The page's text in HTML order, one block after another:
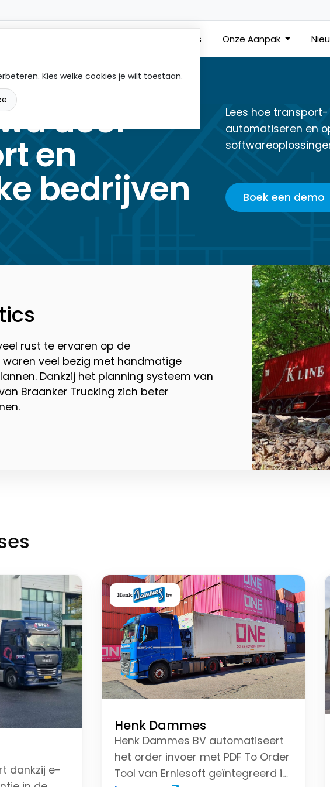
Kies welke cookies je wilt toestaan.
Klantcases Onze Aanpak
door
en
bedrijven
Lees hoe
automatiseren en
Boek een demo
rust te ervaren op de
veel bezig met handmatige
Dankzij het planning systeem van
Braanker Trucking zich beter
dankzij e-
Henk Dammes
Henk Dammes BV automatiseert
het order invoer met PDF To Order
Tool van Erniesoft geïntegreerd in